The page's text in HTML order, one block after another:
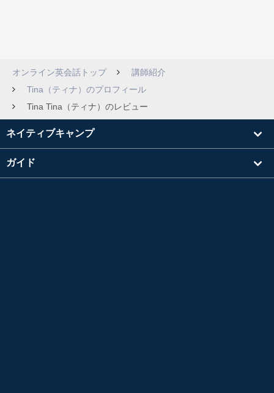
オンライン英会話トップ
講師紹介
Tina（ティナ）のプロフィール
Tina Tina（ティナ）のレビュー
ネイティブキャンプ
ガイド